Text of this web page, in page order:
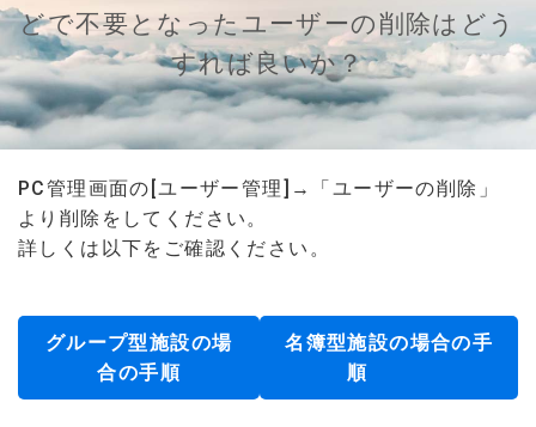
どで不要となったユーザーの削除はどう
すれば良いか？
PC管理画面の[ユーザー管理]→「ユーザーの削除」
より削除をしてください。
詳しくは以下をご確認ください。
グループ型施設の場
合の手順
名簿型施設の場合の手
順